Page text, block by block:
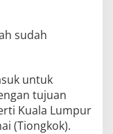
sudah
untuk
tujuan
Kuala Lumpur
(Tiongkok).